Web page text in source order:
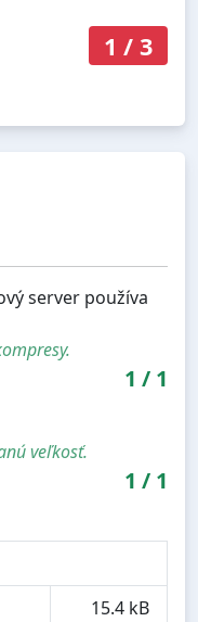
1 / 3
server používa
1 / 1
veľkosť.
1 / 1
15.4 kB